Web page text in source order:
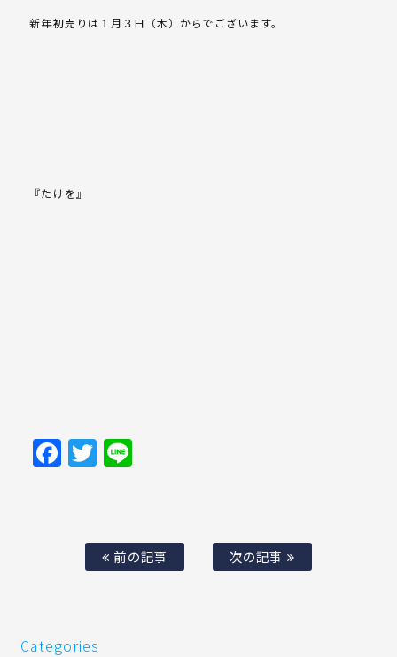
新年初売りは１月３日（木）からでございます。
『たけを』
Facebook
Twitter
前の記事 次の記事
Categories